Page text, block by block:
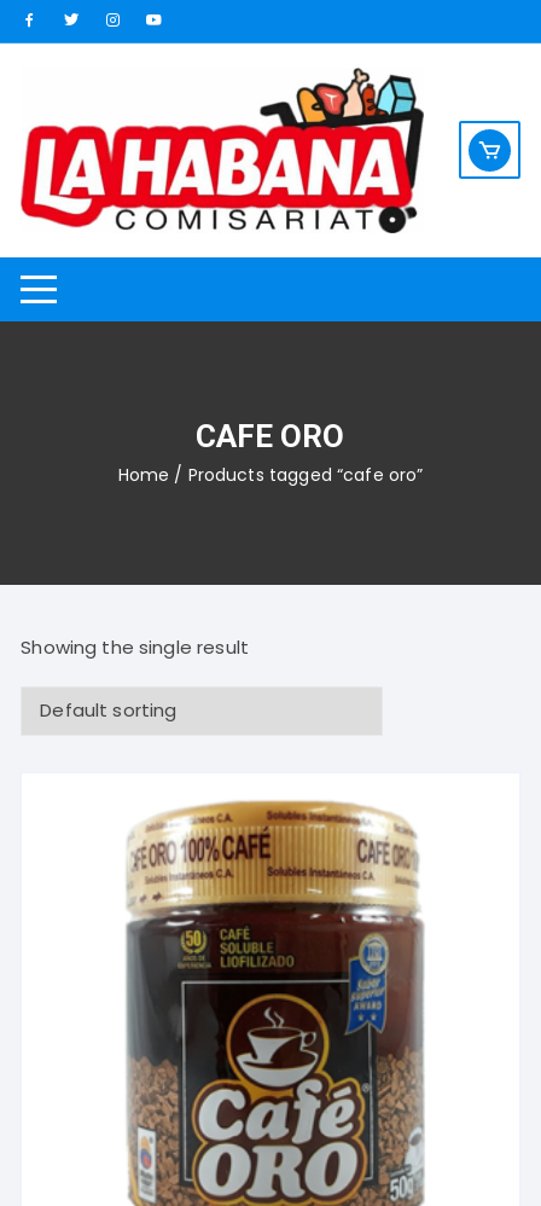
Saltar
al
CAFE ORO
Home / Products tagged “cafe oro”
Showing the single result